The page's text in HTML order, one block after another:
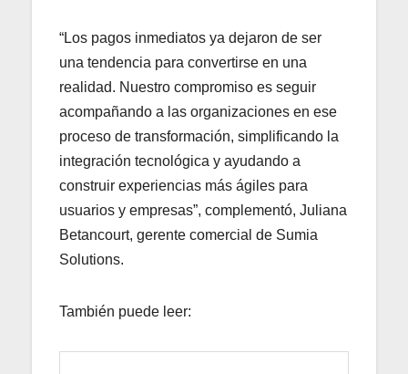
“Los pagos inmediatos ya dejaron de ser
una tendencia para convertirse en una
realidad. Nuestro compromiso es seguir
acompañando a las organizaciones en ese
proceso de transformación, simplificando la
integración tecnológica y ayudando a
construir experiencias más ágiles para
usuarios y empresas”, complementó, Juliana
Betancourt, gerente comercial de Sumia
Solutions.
También puede leer: